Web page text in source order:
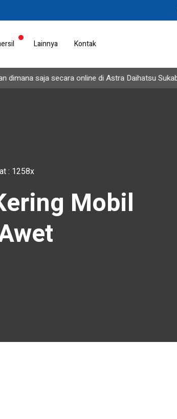
Lainnya Kontak
saja secara online di Astra Daihatsu Sukabumi.
: 1258x
Mobil